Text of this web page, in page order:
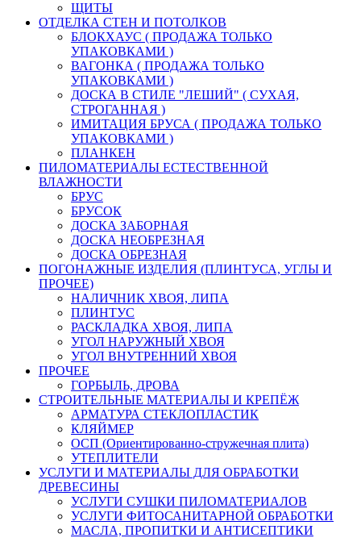
ЩИТЫ
ОТДЕЛКА СТЕН И ПОТОЛКОВ
БЛОКХАУС ( ПРОДАЖА ТОЛЬКО
УПАКОВКАМИ )
ВАГОНКА ( ПРОДАЖА ТОЛЬКО
УПАКОВКАМИ )
ДОСКА В СТИЛЕ "ЛЕШИЙ" ( СУХАЯ,
СТРОГАННАЯ )
ИМИТАЦИЯ БРУСА ( ПРОДАЖА ТОЛЬКО
УПАКОВКАМИ )
ПЛАНКЕН
ПИЛОМАТЕРИАЛЫ ЕСТЕСТВЕННОЙ
ВЛАЖНОСТИ
БРУС
БРУСОК
ДОСКА ЗАБОРНАЯ
ДОСКА НЕОБРЕЗНАЯ
ДОСКА ОБРЕЗНАЯ
ПОГОНАЖНЫЕ ИЗДЕЛИЯ (ПЛИНТУСА, УГЛЫ И
ПРОЧЕЕ)
НАЛИЧНИК ХВОЯ, ЛИПА
ПЛИНТУС
РАСКЛАДКА ХВОЯ, ЛИПА
УГОЛ НАРУЖНЫЙ ХВОЯ
УГОЛ ВНУТРЕННИЙ ХВОЯ
ПРОЧЕЕ
ГОРБЫЛЬ, ДРОВА
СТРОИТЕЛЬНЫЕ МАТЕРИАЛЫ И КРЕПЁЖ
АРМАТУРА СТЕКЛОПЛАСТИК
КЛЯЙМЕР
ОСП (Ориентированно-стружечная плита)
УТЕПЛИТЕЛИ
УСЛУГИ И МАТЕРИАЛЫ ДЛЯ ОБРАБОТКИ
ДРЕВЕСИНЫ
УСЛУГИ СУШКИ ПИЛОМАТЕРИАЛОВ
УСЛУГИ ФИТОСАНИТАРНОЙ ОБРАБОТКИ
МАСЛА, ПРОПИТКИ И АНТИСЕПТИКИ